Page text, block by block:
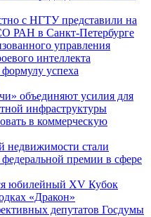
с НГТУ представили на
РАН в Санкт-Петербурге
управления
интеллекта
успеха
объединяют усилия для
инфраструктуры
в коммерческую
недвижимости стали
премии в сфере
юбилейный XV Кубок
«Дракон»
депутатов Госдумы